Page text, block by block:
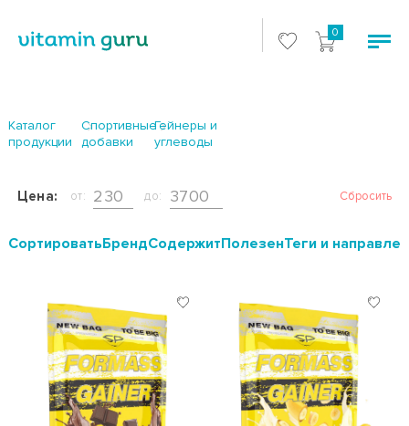
0
Каталог
продукции
Спортивные
добавки
Гейнеры и
углеводы
Цена: от: до: Сбросить
CортироватьБрендСодержитПолезенТеги и